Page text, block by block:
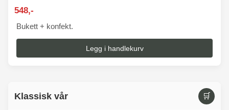
548,-
Bukett + konfekt.
Legg i handlekurv
Klassisk vår 🛒